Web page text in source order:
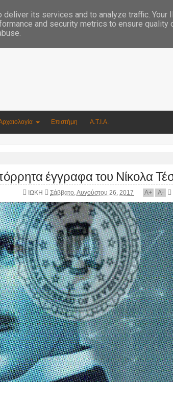
Επιστήμη Α.Τ.Ι.Α.
έγγραφα του Νίκολα
ΙΩΚΗ Σάββατο, Αυγούστου 26, 2017 A+ A-
its services and to analyze traffic. Your
and security metrics to ensure quality